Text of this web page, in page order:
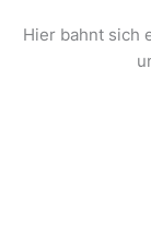
Hier bahnt sich